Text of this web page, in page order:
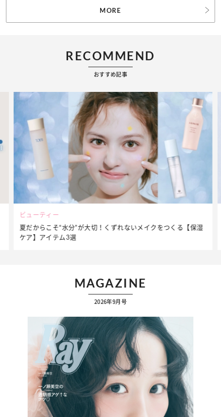
MORE
RECOMMEND
おすすめ記事
ビューティー
夏だからこそ“水分”が大切！くずれないメイクをつくる【保湿
ケア】アイテム3選
MAGAZINE
2026年9月号